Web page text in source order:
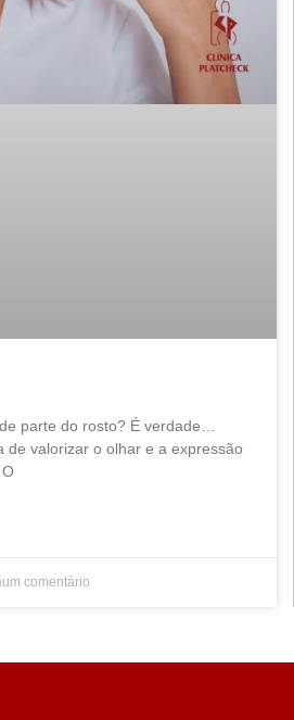
parte do rosto? É verdade…
de valorizar o olhar e a expressão
comentário